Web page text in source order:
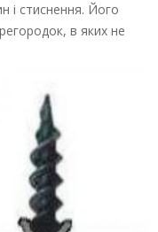
і стиснення. Його
в яких не